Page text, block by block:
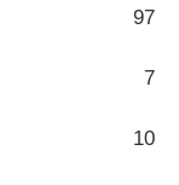
97
7
10